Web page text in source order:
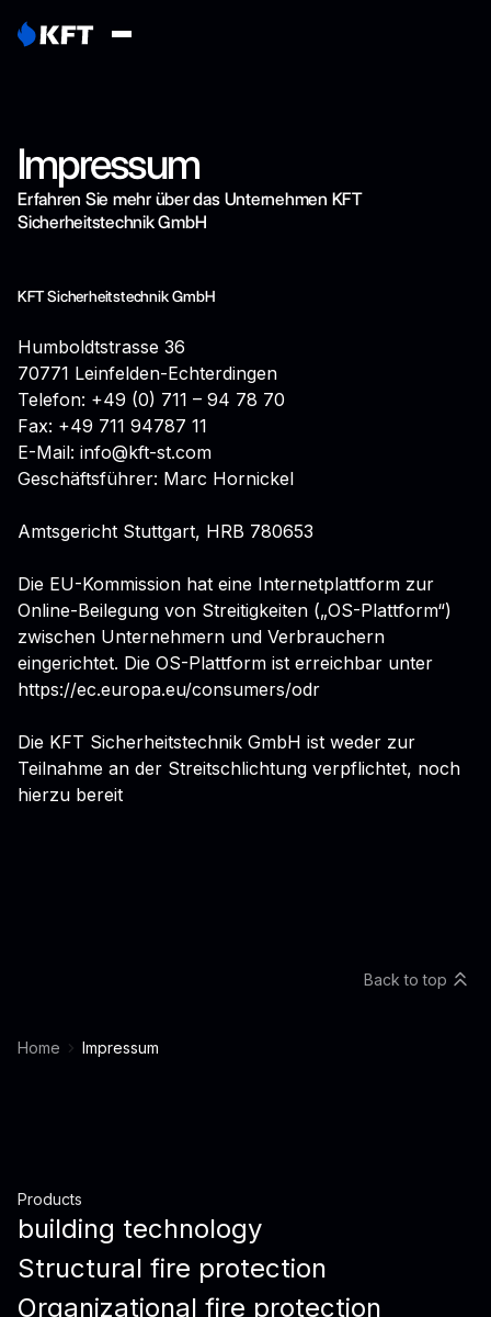
Impressum
Erfahren Sie mehr über das Unternehmen KFT
Sicherheitstechnik GmbH
KFT Sicherheitstechnik GmbH
Humboldtstrasse 36
70771 Leinfelden-Echterdingen
Telefon: +49 (0) 711 – 94 78 70
Fax: +49 711 94787 11
E-Mail: info@kft-st.com
Geschäftsführer: Marc Hornickel
Amtsgericht Stuttgart, HRB 780653
Die EU-Kommission hat eine Internetplattform zur
Online-Beilegung von Streitigkeiten („OS-Plattform“)
zwischen Unternehmern und Verbrauchern
eingerichtet. Die OS-Plattform ist erreichbar unter
https://ec.europa.eu/consumers/odr
Die KFT Sicherheitstechnik GmbH ist weder zur
Teilnahme an der Streitschlichtung verpflichtet, noch
hierzu bereit
Home Impressum
Back to top
Products
building technology
Structural fire protection
Organizational fire protection